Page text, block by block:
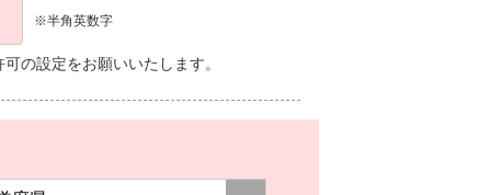
※半角英数字
の設定をお願いいたします。